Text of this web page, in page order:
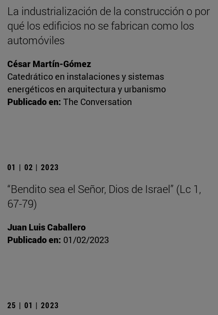
La industrialización de la construcción o por
qué los edificios no se fabrican como los
automóviles
César Martín-Gómez
Catedrático en instalaciones y sistemas
energéticos en arquitectura y urbanismo
Publicado en: The Conversation
01 | 02 | 2023
“Bendito sea el Señor, Dios de Israel” (Lc 1,
67-79)
Juan Luis Caballero
Publicado en: 01/02/2023
25 | 01 | 2023